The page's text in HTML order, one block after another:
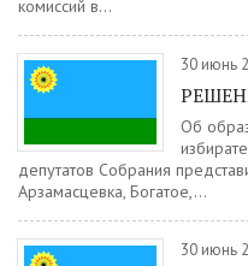
комиссий в...
30 июнь
Об
депутатов Собрания
Арзамасцевка, Богатое,...
30 июнь